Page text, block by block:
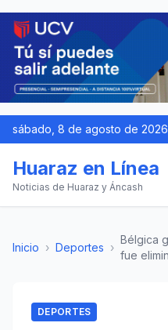
sábado, 8 de agosto de 2026
Huaraz en Línea
Noticias de Huaraz y Áncash
Inicio › Deportes ›
Bélgica
fue
DEPORTES